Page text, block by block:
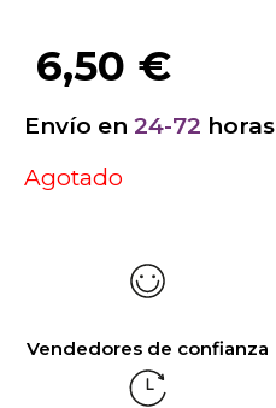
6,50 €
Envío en 24-72 horas
Agotado
Vendedores de confianza